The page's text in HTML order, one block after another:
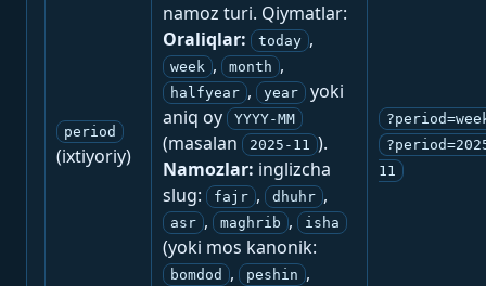
period
(ixtiyoriy)
namoz turi. Qiymatlar:
Oraliqlar:
today ,
week , month ,
halfyear , year
yoki
aniq oy
YYYY-MM
(masalan 2025-11 ).
Namozlar: inglizcha
slug:
fajr , dhuhr ,
asr , maghrib , isha
(yoki mos kanonik:
bomdod , peshin ,
11